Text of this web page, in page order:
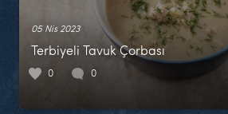
05 Nis 2023
Terbiyeli Tavuk Çorbası
0 0